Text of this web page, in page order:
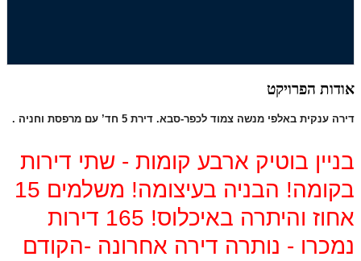
אודות הפרויקט
דירה ענקית באלפי מנשה צמוד לכפר-סבא. דירת 5 חד’ עם מרפסת וחניה .
בניין בוטיק ארבע קומות - שתי דירות
בקומה! הבניה בעיצומה! משלמים 15
אחוז והיתרה באיכלוס! 165 דירות
נמכרו - נותרה דירה אחרונה -הקודם